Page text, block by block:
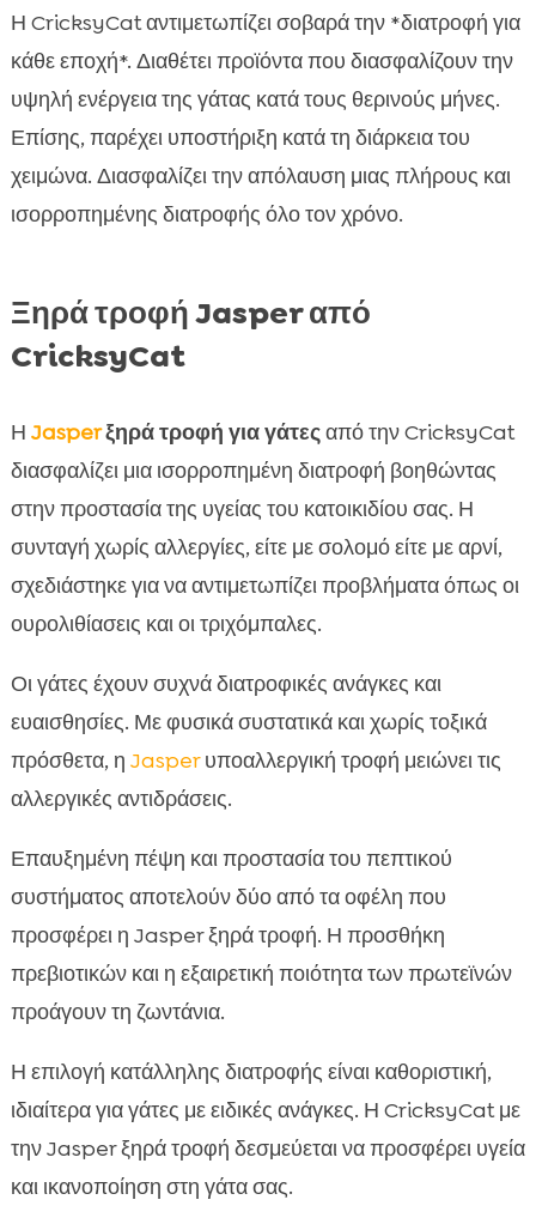
Η CricksyCat αντιμετωπίζει σοβαρά την *διατροφή για
κάθε εποχή*. Διαθέτει προϊόντα που διασφαλίζουν την
υψηλή ενέργεια της γάτας κατά τους θερινούς μήνες.
Επίσης, παρέχει υποστήριξη κατά τη διάρκεια του
χειμώνα. Διασφαλίζει την απόλαυση μιας πλήρους και
ισορροπημένης διατροφής όλο τον χρόνο.
Ξηρά τροφή Jasper από
CricksyCat
Η Jasperξηρά τροφή για γάτεςαπό την CricksyCat
διασφαλίζει μια ισορροπημένη διατροφή βοηθώντας
στην προστασία της υγείας του κατοικιδίου σας. Η
συνταγή χωρίς αλλεργίες, είτε με σολομό είτε με αρνί,
σχεδιάστηκε για να αντιμετωπίζει προβλήματα όπως οι
ουρολιθίασεις και οι τριχόμπαλες.
Οι γάτες έχουν συχνά διατροφικές ανάγκες και
ευαισθησίες. Με φυσικά συστατικά και χωρίς τοξικά
πρόσθετα, η Jasperυποαλλεργική τροφή μειώνει τις
αλλεργικές αντιδράσεις.
Επαυξημένη πέψη και προστασία του πεπτικού
συστήματος αποτελούν δύο από τα οφέλη που
προσφέρει η Jasper ξηρά τροφή. Η προσθήκη
πρεβιοτικών και η εξαιρετική ποιότητα των πρωτεϊνών
προάγουν τη ζωντάνια.
Η επιλογή κατάλληλης διατροφής είναι καθοριστική,
ιδιαίτερα για γάτες με ειδικές ανάγκες. Η CricksyCat με
την Jasper ξηρά τροφή δεσμεύεται να προσφέρει υγεία
και ικανοποίηση στη γάτα σας.